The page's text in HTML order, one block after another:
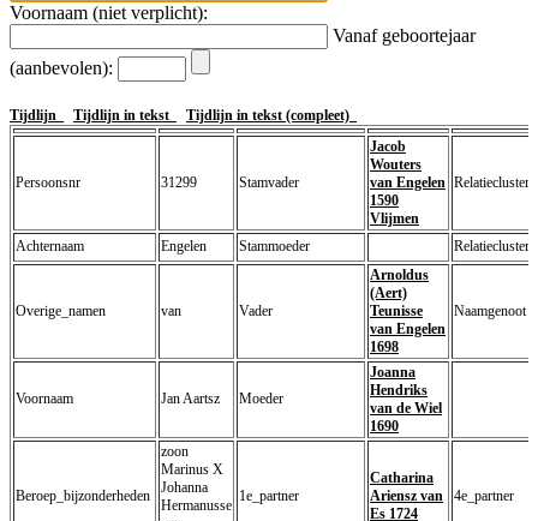
Voornaam (niet verplicht):
Vanaf geboortejaar
(aanbevolen):
Tijdlijn Tijdlijn in tekst Tijdlijn in tekst (compleet)
Persoonsnr 31299 Stamvader
Jacob
Wouters
van Engelen
1590
Vlijmen
Achternaam Engelen Stammoeder
Overige_namen van Vader
Arnoldus
(Aert)
Teunisse
van Engelen
1698
Naamgenoot
Voornaam Jan Aartsz Moeder
Joanna
Hendriks
van de Wiel
1690
Beroep_bijzonderheden
zoon
Marinus X
Johanna
Hermanusse
1e_partner
Catharina
Ariensz van
Es 1724
4e_partner